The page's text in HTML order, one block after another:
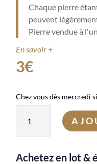
Chaque pierre
peuvent
Pierre vendue à
En savoir +
3€
Chez vous dès mercredi
Jaspe
Achetez en lot &